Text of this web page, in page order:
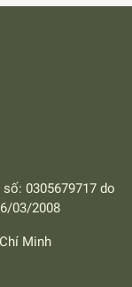
số: 0305679717 do
03/2008
Minh